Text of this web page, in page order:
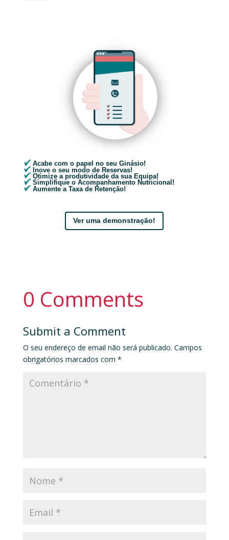
Acabe com o papel no seu Ginásio!
Inove o seu modo de Reservas!
Otimize a produtividade da sua Equipa!
Simplifique o Acompanhamento Nutricional!
Aumente a Taxa de Retenção!
Ver uma demonstração!
0 Comments
Submit a Comment
O seu endereço de email não será publicado. Campos
obrigatórios marcados com *